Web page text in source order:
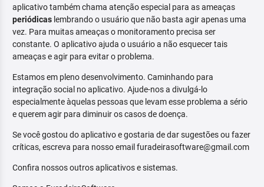
aplicativo também chama atenção especial para as ameaças
periódicas lembrando o usuário que não basta agir apenas uma
vez. Para muitas ameaças o monitoramento precisa ser
constante. O aplicativo ajuda o usuário a não esquecer tais
ameaças e agir para evitar o problema.
Estamos em pleno desenvolvimento. Caminhando para
integração social no aplicativo. Ajude-nos a divulgá-lo
especialmente àquelas pessoas que levam esse problema a sério
e querem agir para diminuir os casos de doença.
Se você gostou do aplicativo e gostaria de dar sugestões ou fazer
críticas, escreva para nosso email furadeirasoftware@gmail.com
Confira nossos outros aplicativos e sistemas.